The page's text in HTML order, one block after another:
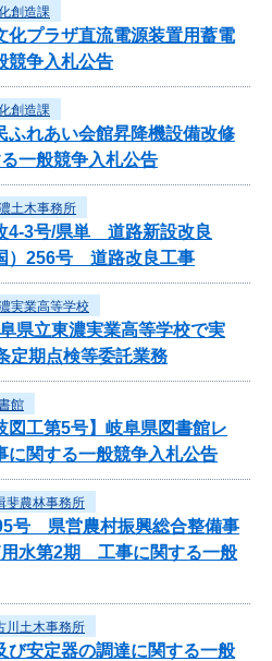
創造課
化プラザ直流電源装置用蓄電
競争入札公告
創造課
ふれあい会館昇降機設備改修
一般競争入札公告
土木事務所
4-3号/県単 道路新設改良
）256号 道路改良工事
実業高等学校
県立東濃実業高等学校で実
定期点検等委託業務
館
工第5号】岐阜県図書館レ
に関する一般競争入札公告
斐農林事務所
号 県営農村振興総合整備事
水第2期 工事に関する一般
川土木事務所
び安定器の調達に関する一般